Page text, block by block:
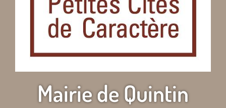
Mairie de Quintin